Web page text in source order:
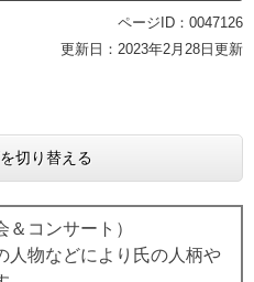
ページID：0047126
更新日：2023年2月28日更新
切り替える
コンサート）
人物などにより氏の人柄や